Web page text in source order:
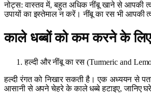
नोट्स: वास्तव में, बहुत अधिक नींबू खाने से आपकी
उपायों का इस्तेमाल न करें। नींबू का रस भी आपकी
काले धब्बों को कम करने के
हल्दी और नींबू का रस (Turmeric and
हल्दी रंगत को निखार सकती है। एक अध्ययन से
आसानी से अपने चेहरे के काले धब्बे हटाइए, जानिए